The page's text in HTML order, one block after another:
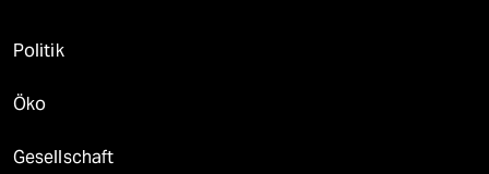
Politik
Öko
Gesellschaft